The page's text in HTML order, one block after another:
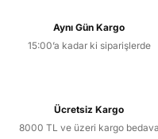
Aynı Gün Kargo
15:00’a kadar ki siparişlerde
Ücretsiz Kargo
8000 TL ve üzeri kargo bedava